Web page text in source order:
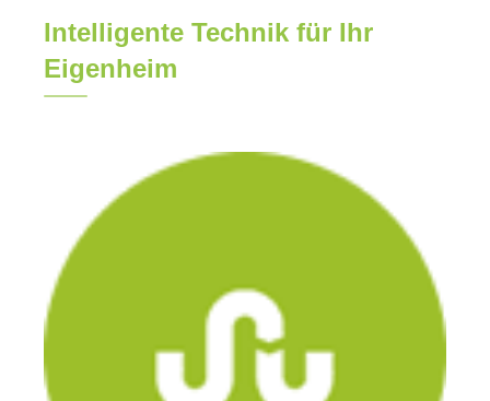
Intelligente Technik für Ihr
Eigenheim